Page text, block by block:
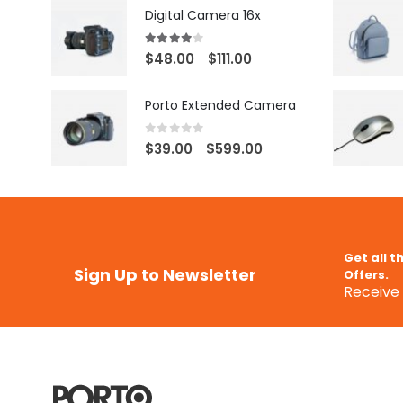
Digital Camera 16x
4.00 out of 5
$48.00 – $111.00
Porto Extended Camera
0 out of 5
$39.00 – $599.00
Sign Up to Newsletter
Get all
Offers.